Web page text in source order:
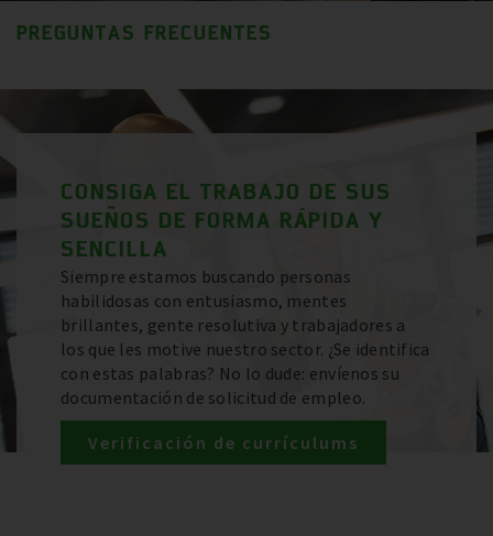
PREGUNTAS FRECUENTES
CONSIGA EL TRABAJO DE SUS
SUEÑOS DE FORMA RÁPIDA Y
SENCILLA
Siempre estamos buscando personas
habilidosas con entusiasmo, mentes
brillantes, gente resolutiva y trabajadores a
los que les motive nuestro sector. ¿Se identifica
con estas palabras? No lo dude: envíenos su
documentación de solicitud de empleo.
Verificación de currículums